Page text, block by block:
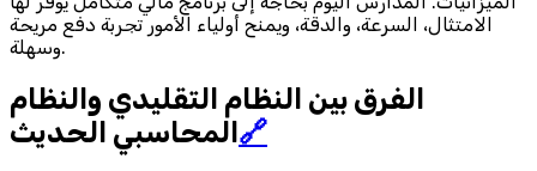
الامتثال، السرعة، والدقة، ويمنح أولياء الأمور تجربة دفع مريحة
وسهلة.
الفرق بين النظام التقليدي والنظام
المحاسبي الحديث🔗